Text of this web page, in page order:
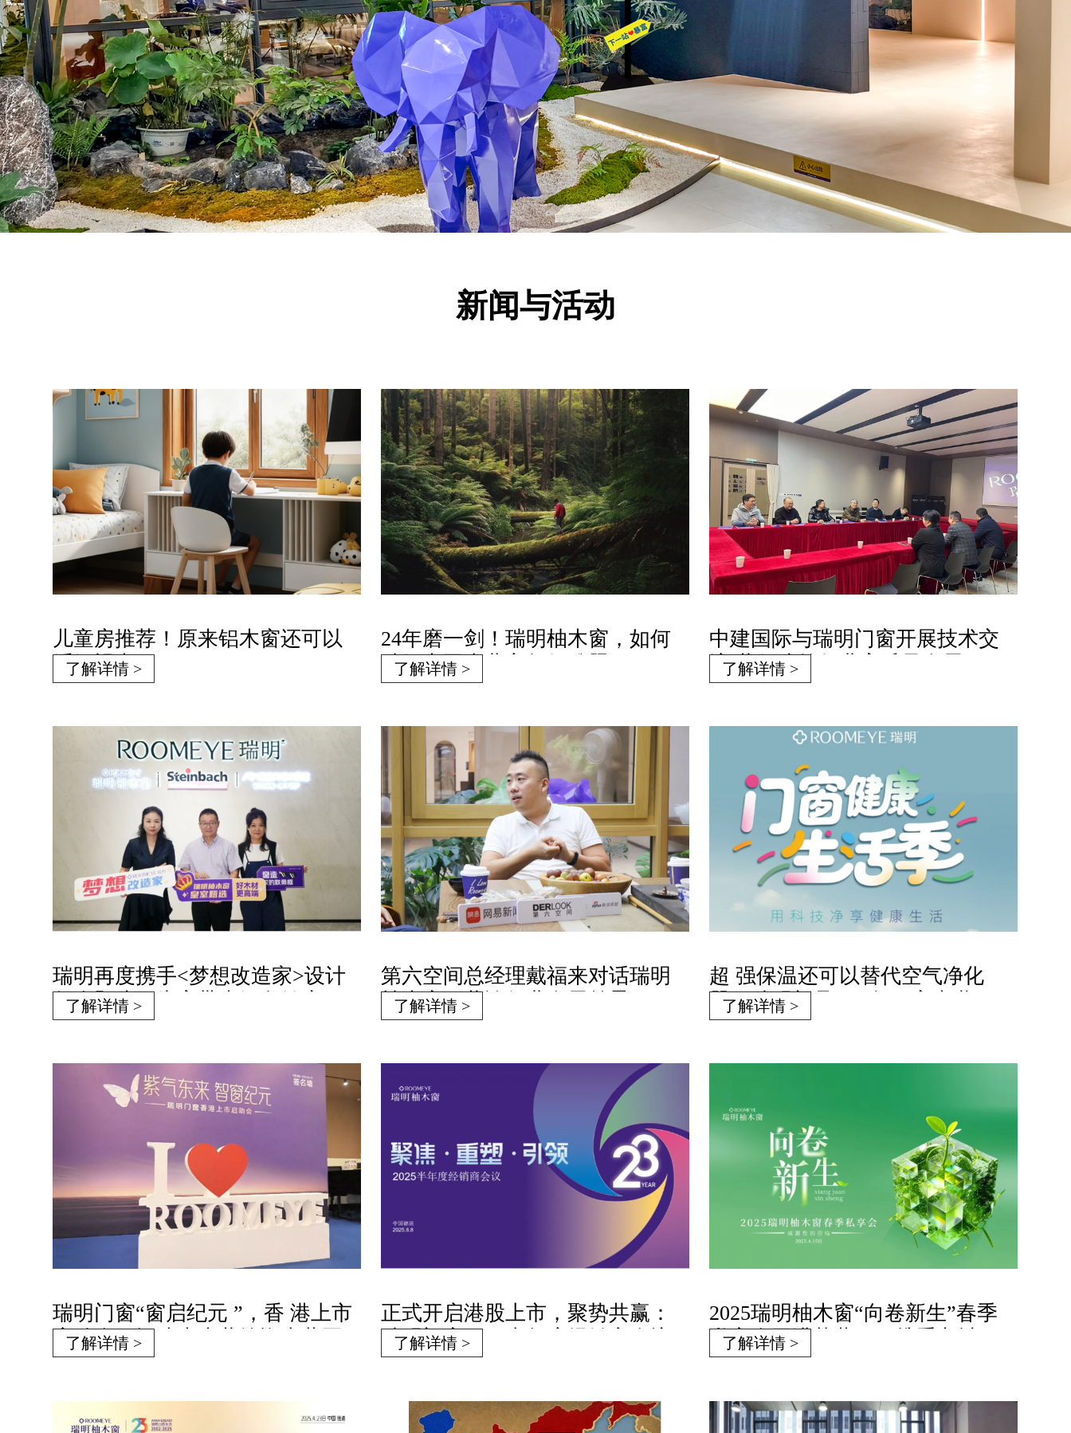
新闻与活动
儿童房推荐！原来铝木窗还可以
缓解视力
了解详情 >
24年磨一剑！瑞明柚木窗，如何
破解中国南北方气候难题？
了解详情 >
中建国际与瑞明门窗开展技术交
流 共促建筑行业高质量发展
了解详情 >
瑞明再度携手<梦想改造家>设计
师余颢凌，为家带来绿色健康
了解详情 >
第六空间总经理戴福来对话瑞明
柚木窗，共谈行业发展前景
了解详情 >
超 强保温还可以替代空气净化
器？瑞明新品，6净5G窗来啦~
了解详情 >
瑞明门窗“窗启纪元 ”，香 港上市
启动会：智造未来共绘资本蓝图
了解详情 >
正式开启港股上市，聚势共赢：
瑞明门窗2025半年度经销商会议
了解详情 >
2025瑞明柚木窗“向卷新生”春季
私享会圆满落幕——携手九城，
共赴美好！
了解详情 >